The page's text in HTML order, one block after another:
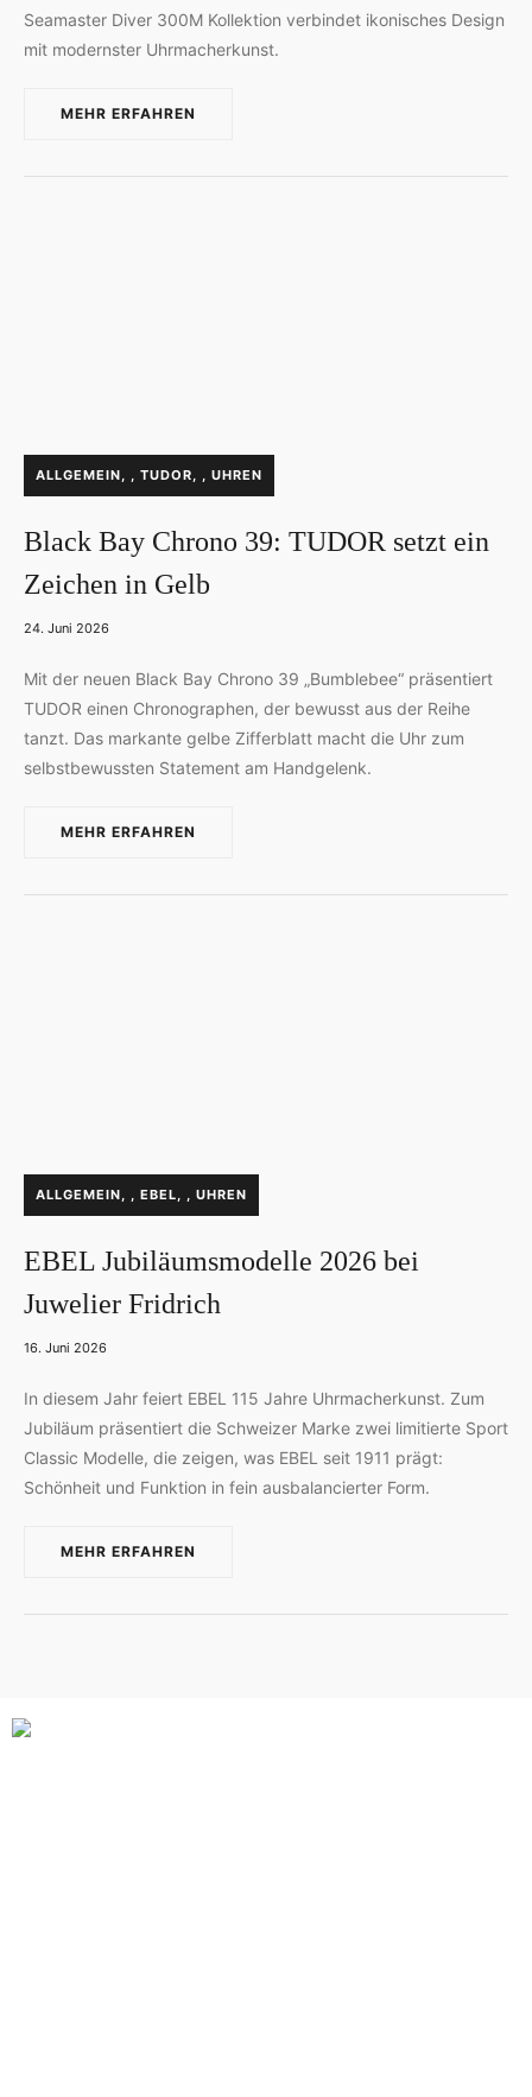
Seamaster Diver 300M Kollektion verbindet ikonisches Design
mit modernster Uhrmacherkunst.
MEHR ERFAHREN
ALLGEMEIN , TUDOR , UHREN
Black Bay Chrono 39: TUDOR setzt ein
Zeichen in Gelb
24. Juni 2026
Mit der neuen Black Bay Chrono 39 „Bumblebee“ präsentiert
TUDOR einen Chronographen, der bewusst aus der Reihe
tanzt. Das markante gelbe Zifferblatt macht die Uhr zum
selbstbewussten Statement am Handgelenk.
MEHR ERFAHREN
ALLGEMEIN EBEL UHREN
EBEL Jubiläumsmodelle 2026 bei
Juwelier Fridrich
16. Juni 2026
In diesem Jahr feiert EBEL 115 Jahre Uhrmacherkunst. Zum
Jubiläum präsentiert die Schweizer Marke zwei limitierte Sport
Classic Modelle, die zeigen, was EBEL seit 1911 prägt:
Schönheit und Funktion in fein ausbalancierter Form.
MEHR ERFAHREN